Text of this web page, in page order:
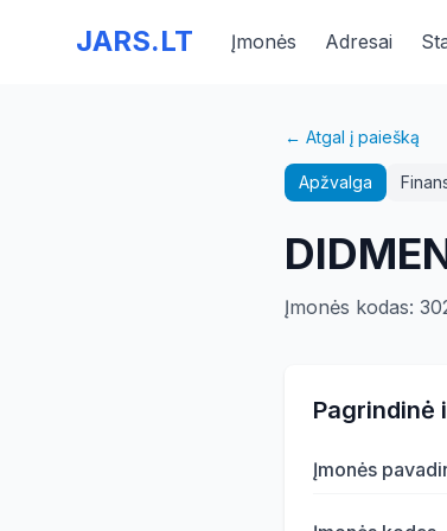
JARS.LT Įmonės Adresai
← Atgal į paiešką
Apžvalga
Įmonės kodas:
Pagrindinė
Įmonės